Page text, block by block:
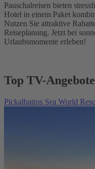
Pauschalreisen bieten
Hotel in einem Paket
Nutzen Sie attraktive
Reiseplanung. Jetzt bei
Urlaubsmomente erleben!
Top TV-
Pickalbatros Sea World